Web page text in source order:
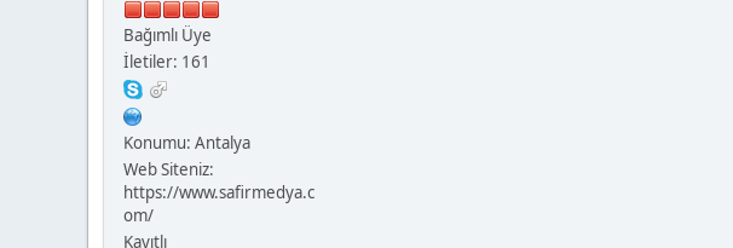
Bağımlı Üye
İletiler: 161
Konumu: Antalya
Web Siteniz:
https://www.safirmedya.c
om/
Kayıtlı